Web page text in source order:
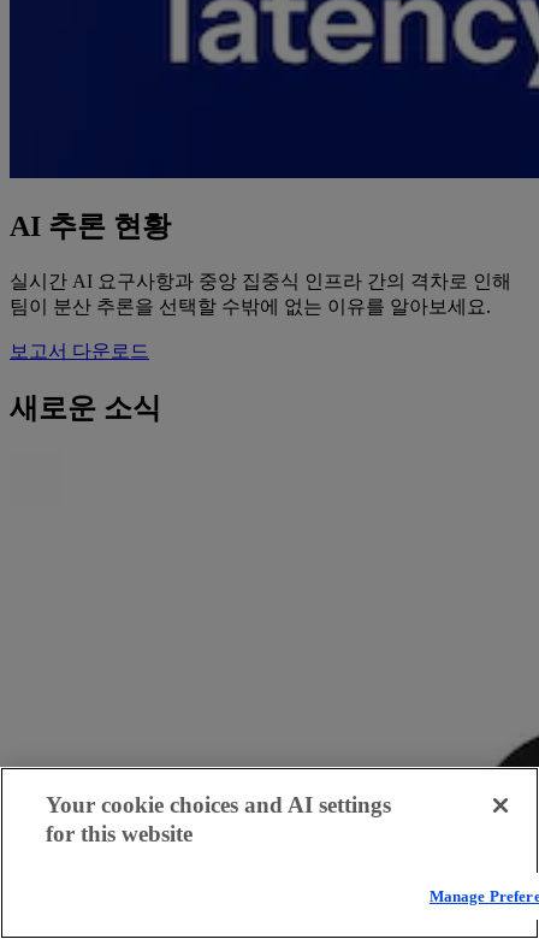
AI 추론 현황
실시간 AI 요구사항과 중앙 집중식 인프라 간의 격차로 인해
팀이 분산 추론을 선택할 수밖에 없는 이유를 알아보세요.
보고서 다운로드
새로운 소식
Your cookie choices and AI settings
for this website
Manage